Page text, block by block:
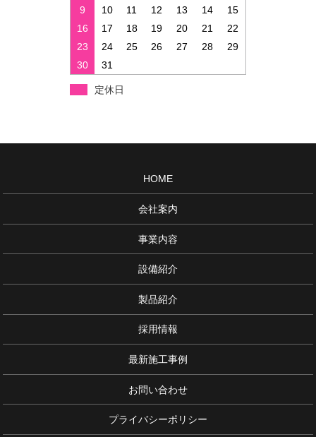
9
10 11 12 13 14
15
16
17 18 19 20 21
22
23
24 25 26 27 28
29
30
31
定休日
HOME
会社案内
事業内容
設備紹介
製品紹介
採用情報
最新施工事例
お問い合わせ
プライバシーポリシー